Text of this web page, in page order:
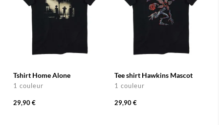
Tshirt Home Alone
1 couleur
29,90 €
Tee shirt Hawkins Mascot
1 couleur
29,90 €